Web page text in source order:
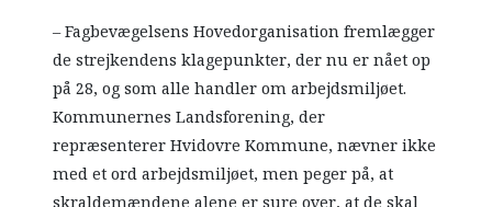
– Fagbevægelsens Hovedorganisation fremlægger
de strejkendens klagepunkter, der nu er nået op
på 28, og som alle handler om arbejdsmiljøet.
Kommunernes Landsforening, der
repræsenterer Hvidovre Kommune, nævner ikke
med et ord arbejdsmiljøet, men peger på, at